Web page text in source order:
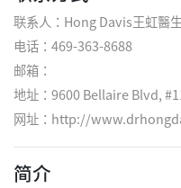
联系人：Hong Davis王虹醫生
电话：469-363-8688
邮箱：
地址：9600 Bellaire Blvd,
网址： http://
简介